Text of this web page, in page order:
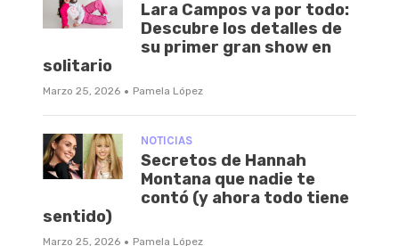
Lara Campos va por todo:
Descubre los detalles de
su primer gran show en
solitario
Marzo 25, 2026 · Pamela López
NOTICIAS
Secretos de Hannah
Montana que nadie te
contó (y ahora todo tiene
sentido)
Marzo 25, 2026 Pamela López